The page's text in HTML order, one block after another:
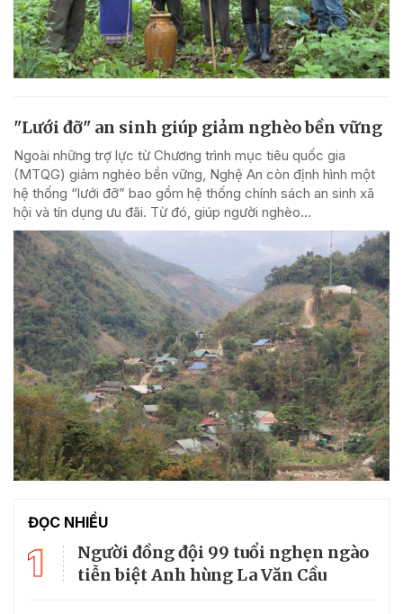
"Lưới đỡ" an sinh giúp giảm nghèo bền vững
Ngoài những trợ lực từ Chương trình mục tiêu quốc gia
(MTQG) giảm nghèo bền vững, Nghệ An còn định hình một
hệ thống “lưới đỡ” bao gồm hệ thống chính sách an sinh xã
hội và tín dụng ưu đãi. Từ đó, giúp người nghèo...
ĐỌC NHIỀU
1
Người đồng đội 99 tuổi nghẹn ngào
tiễn biệt Anh hùng La Văn Cầu